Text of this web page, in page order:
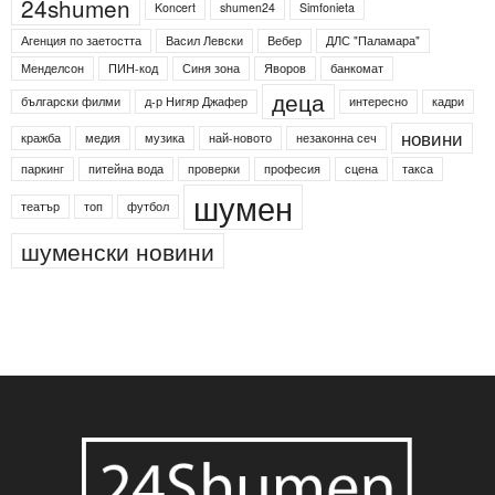
24shumen Koncert shumen24
Simfonieta
Агенция по заетостта
Васил Левски Вебер
ДЛС "Паламара"
Менделсон
ПИН-код Синя зона Яворов
банкомат
български филми
д-р Нигяр Джафер деца интересно кадри
кражба медия музика най-новото незаконна сеч новини
паркинг питейна вода проверки професия сцена такса
театър топ футбол шумен
шуменски новини